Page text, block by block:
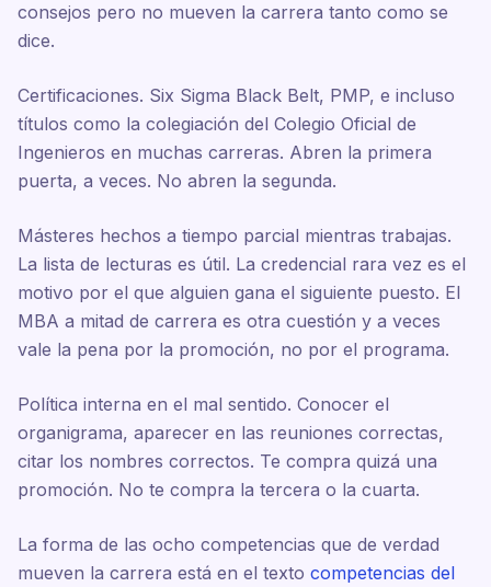
consejos pero no mueven la carrera tanto como se
dice.
Certificaciones. Six Sigma Black Belt, PMP, e incluso
títulos como la colegiación del Colegio Oficial de
Ingenieros en muchas carreras. Abren la primera
puerta, a veces. No abren la segunda.
Másteres hechos a tiempo parcial mientras trabajas.
La lista de lecturas es útil. La credencial rara vez es el
motivo por el que alguien gana el siguiente puesto. El
MBA a mitad de carrera es otra cuestión y a veces
vale la pena por la promoción, no por el programa.
Política interna en el mal sentido. Conocer el
organigrama, aparecer en las reuniones correctas,
citar los nombres correctos. Te compra quizá una
promoción. No te compra la tercera o la cuarta.
La forma de las ocho competencias que de verdad
mueven la carrera está en el texto competencias del